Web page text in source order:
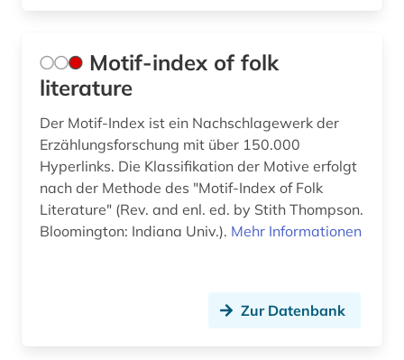
Motif-index of folk
literature
Der Motif-Index ist ein Nachschlagewerk der
Erzählungsforschung mit über 150.000
Hyperlinks. Die Klassifikation der Motive erfolgt
nach der Methode des "Motif-Index of Folk
Literature" (Rev. and enl. ed. by Stith Thompson.
Bloomington: Indiana Univ.). Mehr Informationen
Zur Datenbank